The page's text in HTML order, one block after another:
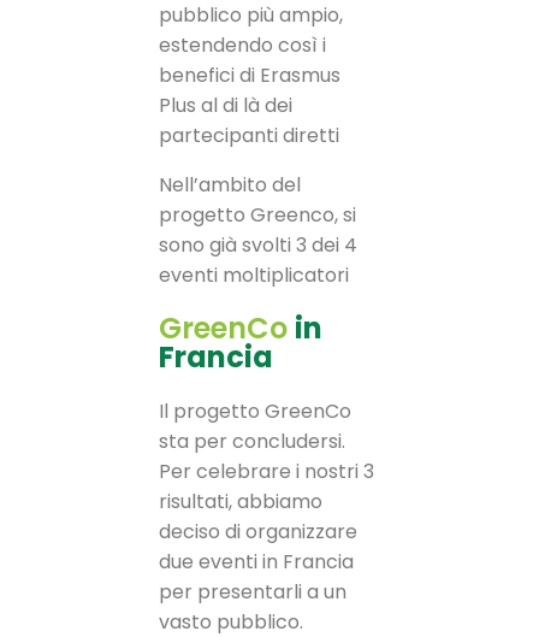
pubblico più ampio,
estendendo così i
benefici di Erasmus
Plus al di là dei
partecipanti diretti
Nell’ambito del
progetto Greenco, si
sono già svolti 3 dei 4
eventi moltiplicatori
GreenCo in
Francia
Il progetto GreenCo
sta per concludersi.
Per celebrare i nostri 3
risultati, abbiamo
deciso di organizzare
due eventi in Francia
per presentarli a un
vasto pubblico.